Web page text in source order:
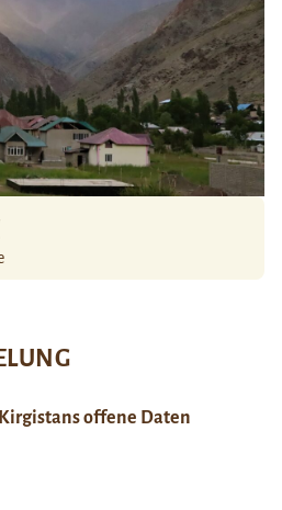
Kirgistans offene Daten